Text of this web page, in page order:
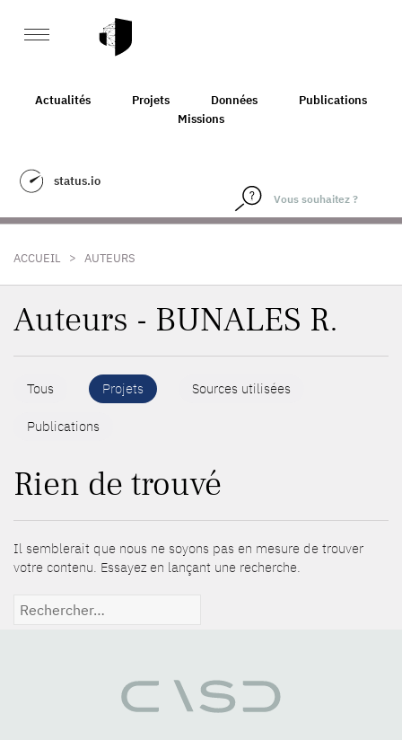
Actualités Projets Données
Publications
Missions
status.io
ACCUEIL > AUTEURS
Auteurs - BUNALES R.
Tous Projets Sources utilisées
Publications
Rien de trouvé
Il semblerait que nous ne soyons pas en mesure de trouver
votre contenu. Essayez en lançant une recherche.
Rechercher :